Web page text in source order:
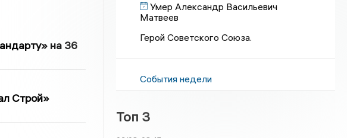
на 36
Строй»
Умер Александр Васильевич
Матвеев
Герой Советского Союза.
События недели
Топ 3